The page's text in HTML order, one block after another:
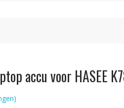
accu voor HASEE